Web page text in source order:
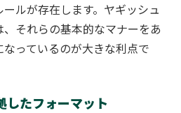
ルが存在します。ヤギッシュ
それらの基本的なマナーをあ
っているのが大きな利点で
したフォーマット